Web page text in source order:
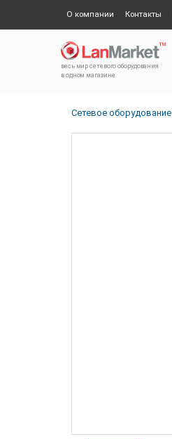
О компании Контакты
весь мир сетевого оборудования
в одном магазине
Сетевое оборудование